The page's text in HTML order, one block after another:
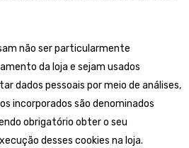
não ser particularmente
da loja e sejam usados
dados pessoais por meio de análises,
incorporados são denominados
obrigatório obter o seu
desses cookies na loja.